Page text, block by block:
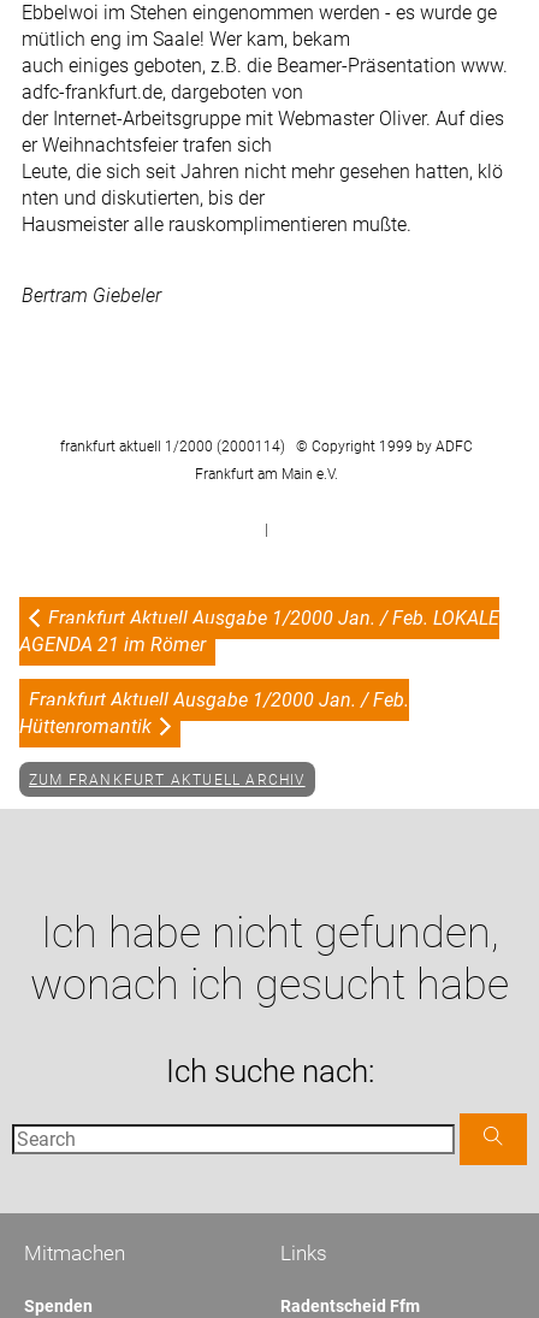
Ebbelwoi im Stehen eingenommen werden - es wurde ge
mütlich eng im Saale! Wer kam, bekam
auch einiges geboten, z.B. die Beamer-Präsentation www.
adfc-frankfurt.de, dargeboten von
der Internet-Arbeitsgruppe mit Webmaster Oliver. Auf dies
er Weihnachtsfeier trafen sich
Leute, die sich seit Jahren nicht mehr gesehen hatten, klö
nten und diskutierten, bis der
Hausmeister alle rauskomplimentieren mußte.
Bertram Giebeler
frankfurt aktuell 1/2000 (2000114) © Copyright 1999 by ADFC
Frankfurt am Main e.V.
|
Frankfurt Aktuell Ausgabe 1/2000 Jan. / Feb. LOKALE
AGENDA 21 im Römer
Frankfurt Aktuell Ausgabe 1/2000 Jan. / Feb.
Hüttenromantik
ZUM FRANKFURT AKTUELL ARCHIV
Ich habe nicht gefunden,
wonach ich gesucht habe
Ich suche nach:
Links
Radentscheid Ffm
Mitmachen
Spenden